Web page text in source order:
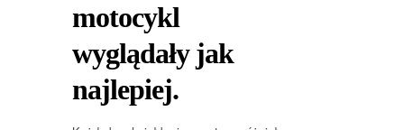
motocykl
wyglądały jak
najlepiej.